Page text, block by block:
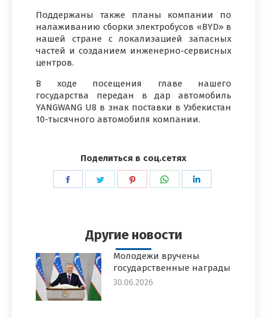
Поддержаны также планы компании по
налаживанию сборки электробусов «BYD» в
нашей стране с локализацией запасных
частей и созданием инженерно-сервисных
центров.
В ходе посещения главе нашего
государства передан в дар автомобиль
YANGWANG U8 в знак поставки в Узбекистан
10-тысячного автомобиля компании.
Поделиться в соц.сетях
ПоделитьсяПоделитьсяПоделитьсяПоделиться
Другие новости
Молодежи вручены
государственные награды
30.06.2026